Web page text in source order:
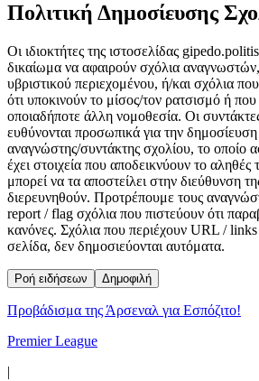
Πολιτική Δημοσίευσης
Οι ιδιοκτήτες της ιστοσελίδας
δικαίωμα να αφαιρούν σχόλια
υβριστικού περιεχομένου, ή/και σχόλια
ότι υποκινούν το μίσος/τον ρατσισμό ή
οποιαδήποτε άλλη νομοθεσία. Οι
ευθύνονται προσωπικά για την
αναγνώστης/συντάκτης σχολίου, το οποίο
έχει στοιχεία που αποδεικνύουν το αληθές
μπορεί να τα αποστείλει στην διεύθυνση
διερευνηθούν. Προτρέπουμε τους
report / flag σχόλια που πιστεύουν ότι
κανόνες. Σχόλια που περιέχουν URL /
σελίδα, δεν δημοσιεύονται αυτόματα.
Ροή ειδήσεων Δημοφιλή
Προβάδισμα της Άρσεναλ για Εσπόζιτο!
Premier League
|